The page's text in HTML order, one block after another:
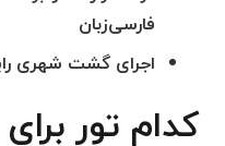
فارسی‌زبان
اجرای گشت شهری
کدام تور